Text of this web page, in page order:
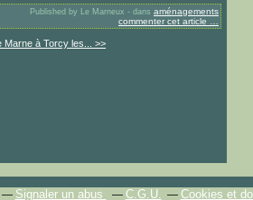
Published by Le Marneux - dans aménagements
commenter cet article
Marne à Torcy les... >>
Signaler un abus C.G.U. Cookies et